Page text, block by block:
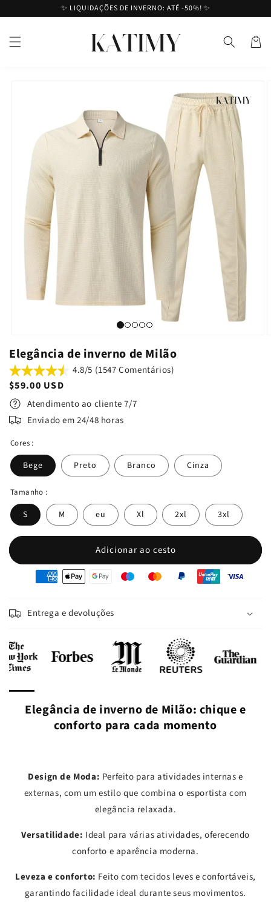
✨ LIQUIDAÇÕES DE INVERNO: ATÉ -50%! ✨
Cesto
Elegância de inverno de Milão
4.8/5 (1547 Comentários)
Preço
normal
$59.00 USD
Atendimento ao cliente 7/7
Enviado em 24/48 horas
Cores :
Bege Preto Branco Cinza
Tamanho :
S M eu Xl 2xl 3xl
Adicionar ao cesto
Entrega e devoluções
Elegância de inverno de Milão: chique e
conforto para cada momento
Design de Moda: Perfeito para atividades internas e
externas, com um estilo que combina o esportista com
elegância relaxada.
Versatilidade: Ideal para várias atividades, oferecendo
conforto e aparência moderna.
Leveza e conforto: Feito com tecidos leves e confortáveis,
garantindo facilidade ideal durante seus movimentos.